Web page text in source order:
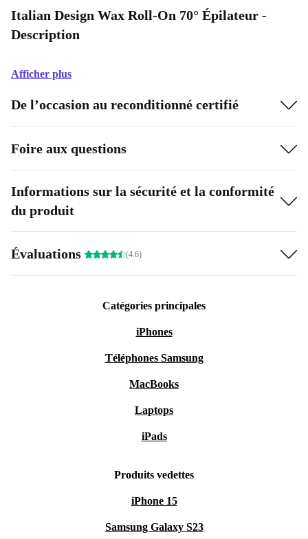
Italian Design Wax Roll-On 70° Épilateur -
Description
Afficher plus
De l’occasion au reconditionné certifié
Foire aux questions
Informations sur la sécurité et la conformité
du produit
Évaluations (4.6)
Catégories principales
iPhones
Téléphones Samsung
MacBooks
Laptops
iPads
Produits vedettes
iPhone 15
Samsung Galaxy S23